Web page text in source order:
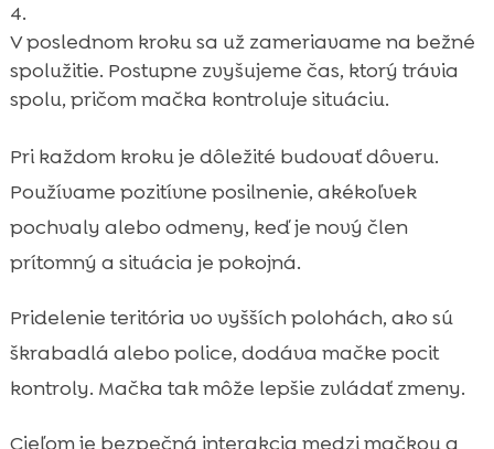
V poslednom kroku sa už zameriavame na bežné
spolužitie. Postupne zvyšujeme čas, ktorý trávia
spolu, pričom mačka kontroluje situáciu.
Pri každom kroku je dôležité budovať dôveru.
Používame pozitívne posilnenie, akékoľvek
pochvaly alebo odmeny, keď je nový člen
prítomný a situácia je pokojná.
Pridelenie teritória vo vyšších polohách, ako sú
škrabadlá alebo police, dodáva mačke pocit
kontroly. Mačka tak môže lepšie zvládať zmeny.